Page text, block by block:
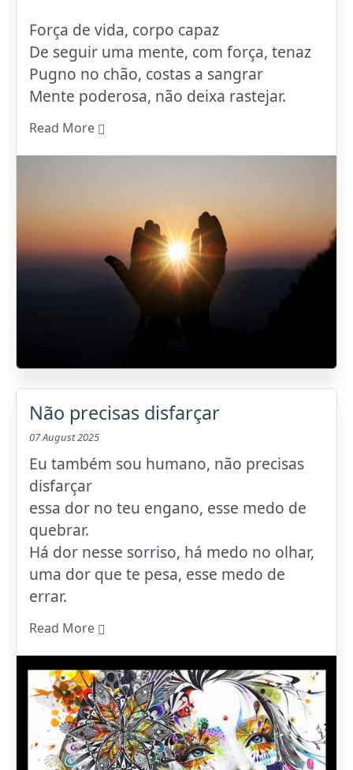
Força de vida, corpo capaz
De seguir uma mente, com força, tenaz
Pugno no chão, costas a sangrar
Mente poderosa, não deixa rastejar.
Read More
Não precisas disfarçar
07 August 2025
Eu também sou humano, não precisas
disfarçar
essa dor no teu engano, esse medo de
quebrar.
Há dor nesse sorriso, há medo no olhar,
uma dor que te pesa, esse medo de
errar.
Read More